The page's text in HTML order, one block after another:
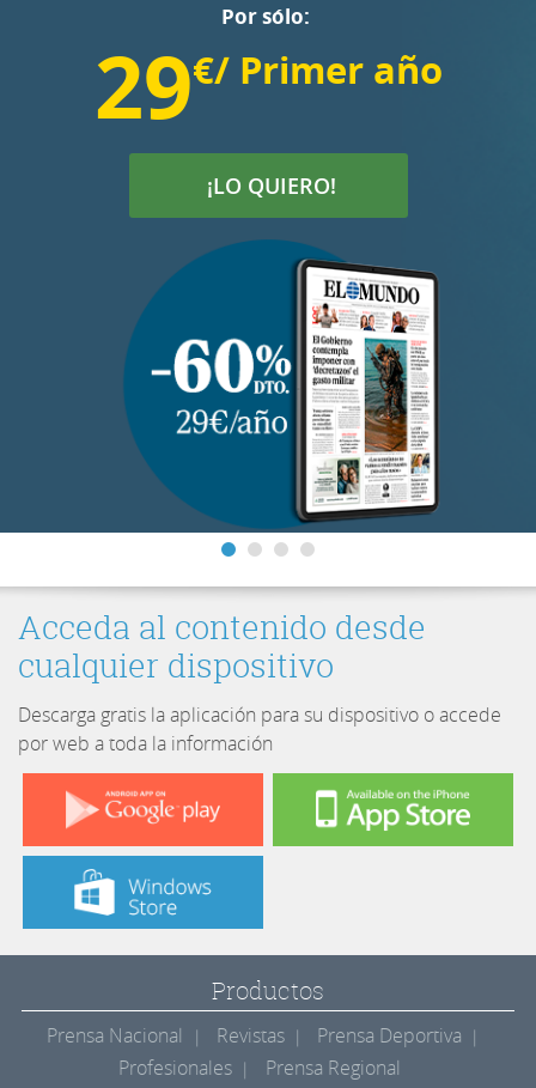
Por sólo:
29€/ Primer año
¡LO QUIERO!
Acceda al contenido desde
cualquier dispositivo
Descarga gratis la aplicación para su dispositivo o accede
por web a toda la información
Productos
Prensa Nacional Revistas
Prensa Deportiva
Profesionales
Prensa Regional